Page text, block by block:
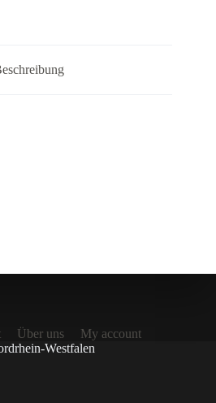
Über uns
My account
Westfalen